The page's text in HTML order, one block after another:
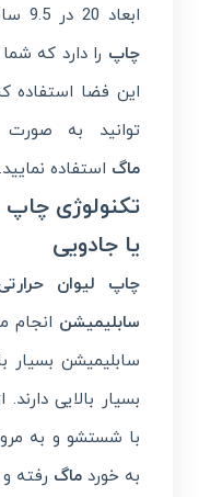
ابعاد 20 در 9.5 سانتی متر دور تا دور
چاپ را دارد که
این فضا استفاده
توانید به صورت
ماگ استفاده نمایید.
تکنولوژی
یا جادویی
چاپ لیوان
سابلیمیشن انجام
سابلیمیشن بسیار
بسیار بالایی
با شستشو و به
به خوردماگ رفته و